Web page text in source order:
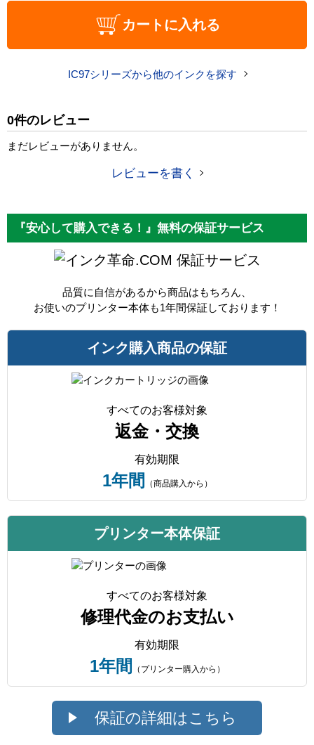
ICC97
1,840 円
カラー シアン
製品タイプ 互換インク
カートに入れる
IC97シリーズから他のインクを探す
0件のレビュー
まだレビューがありません。
レビューを書く
『安心して購入できる！』無料の保証サービス
保証サービス
品質に自信があるから商品はもちろん、
お使いのプリンター本体も1年間保証しております！
インク購入商品の保証
すべてのお客様対象
返金・交換
有効期限
1年間 （商品購入から）
プリンター本体保証
すべてのお客様対象
修理代金のお支払い
有効期限
1年間 （プリンター購入から）
保証の詳細はこちら